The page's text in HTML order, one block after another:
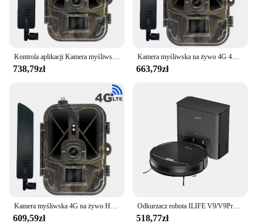
Kontrola aplikacji Kamera myśliwska 4K 30fps z akumulatorem litowym 10000mAh HC940PRO-Li 36MP Usługa chmurkowa do monitorowania dzikiej przyrody Pułapki fotograficzne
738,79zł
Kamera myśliwska na żywo 4G 4K 30MP HC940PRO Media APP Clould Service bez baterii litowej Night Vision Photo Traps kamera
663,79zł
Kamera myśliwska 4G na żywo HC940PRO-AA bez baterii litowej 4K 30M Media APP Clould Service Night Vision Photo Traps Cam
609,59zł
Odkurzacz robota ILIFE V9/V9Pro, samoopróżnianie, silne ssanie 3000Pa, nawigacja żyroskopowa, harmonogram, sterowanie App/Alexa, na sierść zwierząt
518,77zł